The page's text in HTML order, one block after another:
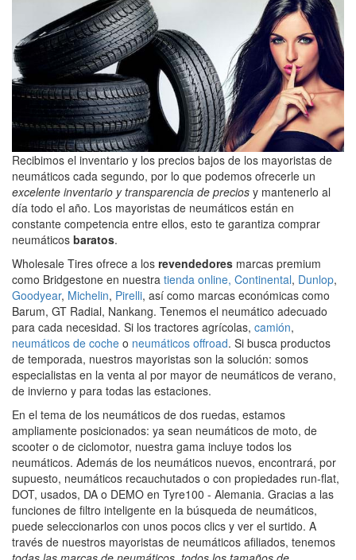
Recibimos el inventario y los precios bajos de los mayoristas de
neumáticos cada segundo, por lo que podemos ofrecerle un
excelente inventario y transparencia de precios y mantenerlo al
día todo el año. Los mayoristas de neumáticos están en
constante competencia entre ellos, esto te garantiza comprar
neumáticos baratos.
Wholesale Tires ofrece a los revendedores marcas premium
como Bridgestone en nuestra tienda online, Continental, Dunlop,
Goodyear, Michelin, Pirelli, así como marcas económicas como
Barum, GT Radial, Nankang. Tenemos el neumático adecuado
para cada necesidad. Si los tractores agrícolas, camión,
neumáticos de coche o neumáticos offroad. Si busca productos
de temporada, nuestros mayoristas son la solución: somos
especialistas en la venta al por mayor de neumáticos de verano,
de invierno y para todas las estaciones.
En el tema de los neumáticos de dos ruedas, estamos
ampliamente posicionados: ya sean neumáticos de moto, de
scooter o de ciclomotor, nuestra gama incluye todos los
neumáticos. Además de los neumáticos nuevos, encontrará, por
supuesto, neumáticos recauchutados o con propiedades run-flat,
DOT, usados, DA o DEMO en Tyre100 - Alemania. Gracias a las
funciones de filtro inteligente en la búsqueda de neumáticos,
puede seleccionarlos con unos pocos clics y ver el surtido. A
través de nuestros mayoristas de neumáticos afiliados, tenemos